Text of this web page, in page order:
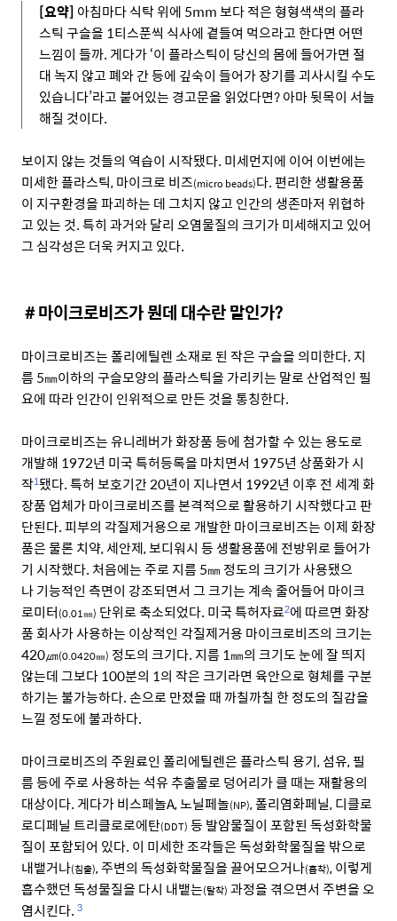
[요약] 아침마다 식탁 위에 5mm 보다 적은 형형색색의 플라
스틱 구슬을 1티스푼씩 식사에 곁들여 먹으라고 한다면 어떤
느낌이 들까. 게다가 ‘이 플라스틱이 당신의 몸에 들어가면 절
대 녹지 않고 폐와 간 등에 깊숙이 들어가 장기를 괴사시킬 수도
있습니다’라고 붙어있는 경고문을 읽었다면? 아마 뒷목이 서늘
해질 것이다.
보이지 않는 것들의 역습이 시작됐다. 미세먼지에 이어 이번에는
미세한 플라스틱, 마이크로 비즈(micro beads)다. 편리한 생활용품
이 지구환경을 파괴하는 데 그치지 않고 인간의 생존마저 위협하
고 있는 것. 특히 과거와 달리 오염물질의 크기가 미세해지고 있어
그 심각성은 더욱 커지고 있다.
＃마이크로비즈가 뭔데 대수란 말인가?
마이크로비즈는 폴리에틸렌 소재로 된 작은 구슬을 의미한다. 지
름 5㎜이하의 구슬모양의 플라스틱을 가리키는 말로 산업적인 필
요에 따라 인간이 인위적으로 만든 것을 통칭한다.
마이크로비즈는 유니레버가 화장품 등에 첨가할 수 있는 용도로
개발해 1972년 미국 특허등록을 마치면서 1975년 상품화가 시
작1됐다. 특허 보호기간 20년이 지나면서 1992년 이후 전 세계 화
장품 업체가 마이크로비즈를 본격적으로 활용하기 시작했다고 판
단된다. 피부의 각질제거용으로 개발한 마이크로비즈는 이제 화장
품은 물론 치약, 세안제, 보디워시 등 생활용품에 전방위로 들어가
기 시작했다. 처음에는 주로 지름 5㎜ 정도의 크기가 사용됐으
나 기능적인 측면이 강조되면서 그 크기는 계속 줄어들어 마이크
로미터(0.01㎜) 단위로 축소되었다. 미국 특허자료2에 따르면 화장
품 회사가 사용하는 이상적인 각질제거용 마이크로비즈의 크기는
420㎛(0.0420㎜) 정도의 크기다. 지름 1㎜의 크기도 눈에 잘 띄지
않는데 그보다 100분의 1의 작은 크기라면 육안으로 형체를 구분
하기는 불가능하다. 손으로 만졌을 때 까칠까칠 한 정도의 질감을
느낄 정도에 불과하다.
마이크로비즈의 주원료인 폴리에틸렌은 플라스틱 용기, 섬유, 필
름 등에 주로 사용하는 석유 추출물로 덩어리가 클 때는 재활용의
대상이다. 게다가 비스페놀A, 노닐페놀(NP), 폴리염화페닐, 디클로
로디페닐 트리클로로에탄(DDT) 등 발암물질이 포함된 독성화학물
질이 포함되어 있다. 이 미세한 조각들은 독성화학물질을 밖으로
내뱉거나(침출), 주변의 독성화학물질을 끌어모으거나(흡착), 이렇게
흡수했던 독성물질을 다시 내뱉는(탈착) 과정을 겪으면서 주변을 오
염시킨다. 3